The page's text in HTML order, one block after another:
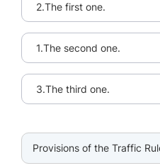
2.The first one.
1.The second one.
3.The third one.
Provisions of the Traffic